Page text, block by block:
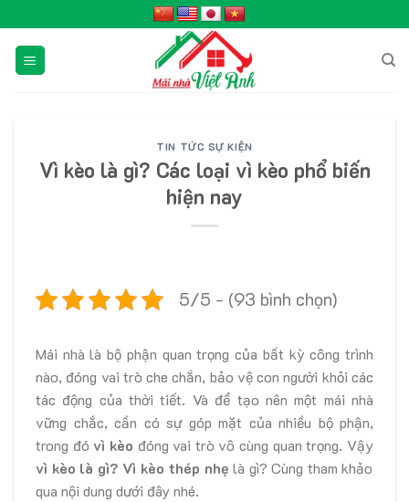
to
content
TIN TỨC SỰ KIỆN
Vì kèo là gì? Các loại vì kèo phổ biến
hiện nay
5/5 - (93 bình chọn)
Mái nhà là bộ phận quan trọng của bất kỳ công trình
nào, đóng vai trò che chắn, bảo vệ con người khỏi các
tác động của thời tiết. Và để tạo nên một mái nhà
vững chắc, cần có sự góp mặt của nhiều bộ phận,
trong đóvì kèo đóng vai trò vô cùng quan trọng. Vậy
vì kèo là gì? Vì kèo thép nhẹ là gì? Cùng tham khảo
qua nội dung dưới đây nhé.